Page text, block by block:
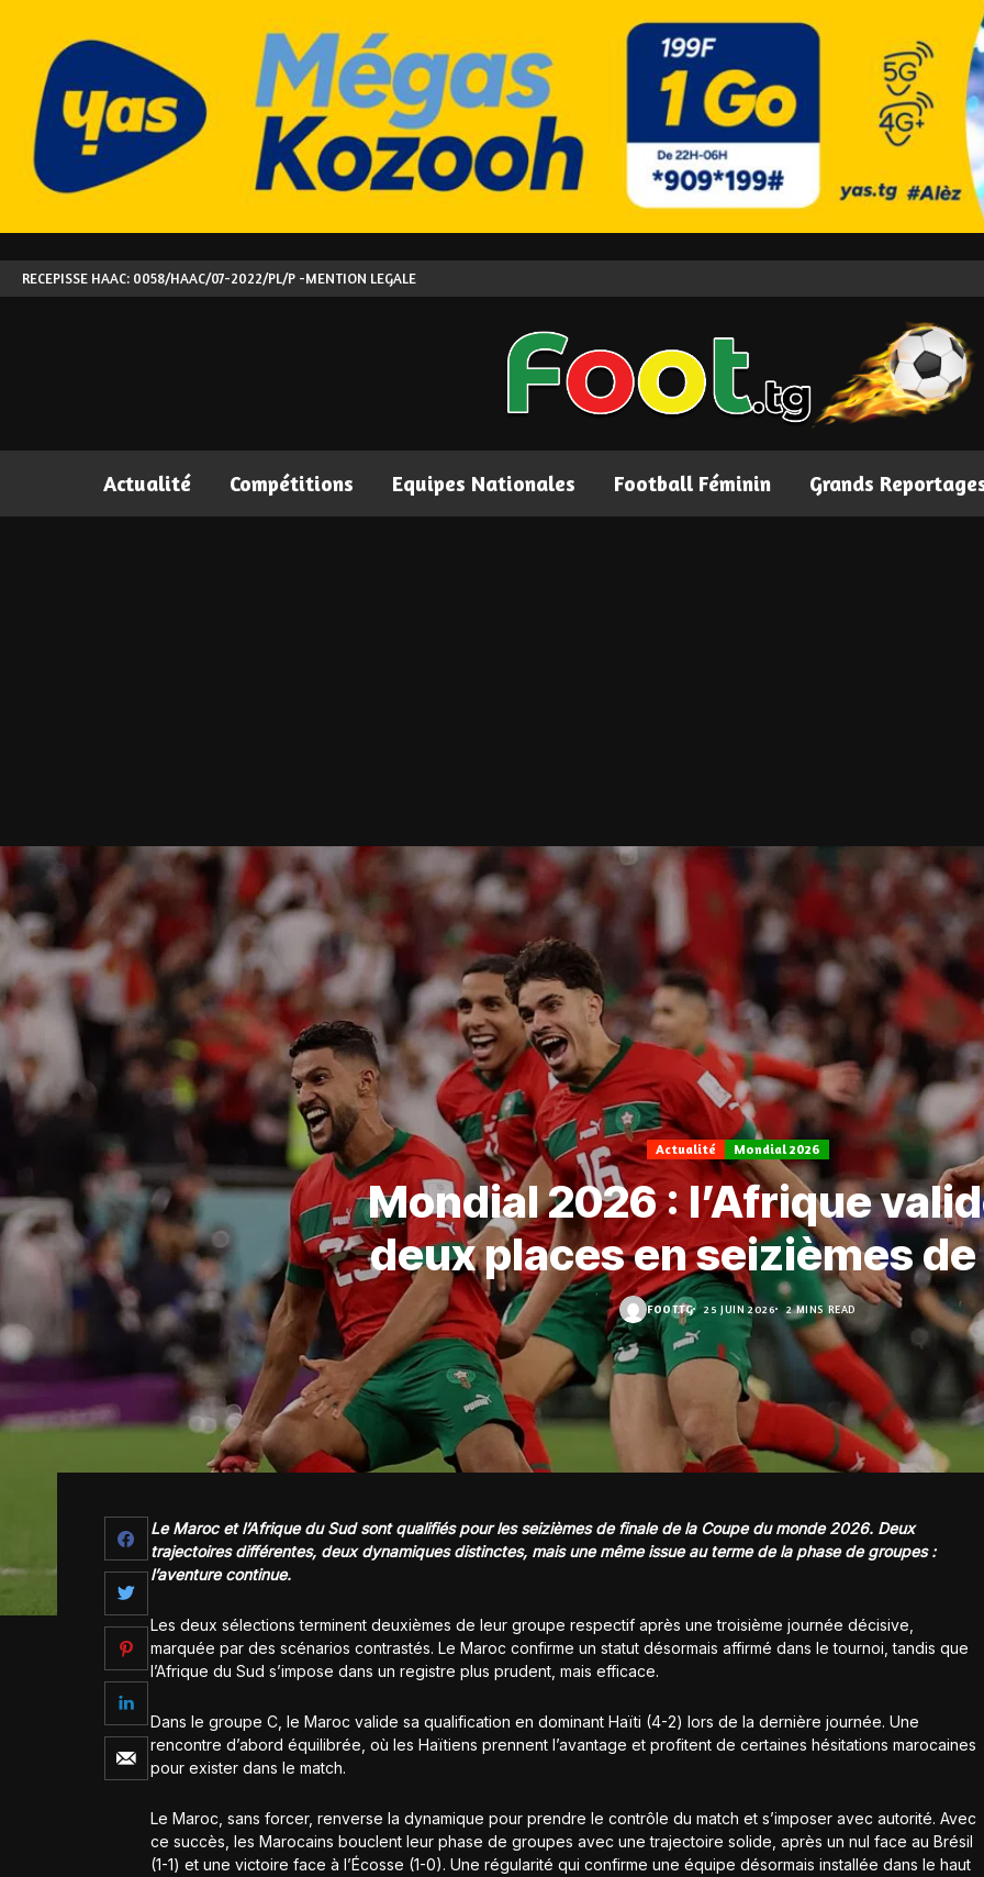
RECEPISSE HAAC: 0058/HAAC/07-2022/PL/P -MENTION LEGALE
Actualité Compétitions Equipes Nationales Football Féminin Grands
Actualité Mondial 2026
Mondial 2026 : l’Afrique
deux places en seizièmes
FOOT.TG 25 JUIN 2026 2 MINS READ
Le Maroc et l’Afrique du Sud sont qualifiés pour les seizièmes de finale de la Coupe du monde 2026. Deux
trajectoires différentes, deux dynamiques distinctes, mais une même issue au terme de la phase de groupes :
l’aventure continue.
Les deux sélections terminent deuxièmes de leur groupe respectif après une troisième journée décisive,
marquée par des scénarios contrastés. Le Maroc confirme un statut désormais affirmé dans le tournoi, tandis que
l’Afrique du Sud s’impose dans un registre plus prudent, mais efficace.
Dans le groupe C, le Maroc valide sa qualification en dominant Haïti (4-2) lors de la dernière journée. Une
rencontre d’abord équilibrée, où les Haïtiens prennent l’avantage et profitent de certaines hésitations marocaines
pour exister dans le match.
Le Maroc, sans forcer, renverse la dynamique pour prendre le contrôle du match et s’imposer avec autorité. Avec
ce succès, les Marocains bouclent leur phase de groupes avec une trajectoire solide, après un nul face au Brésil
(1-1) et une victoire face à l’Écosse (1-0). Une régularité qui confirme une équipe désormais installée dans le haut